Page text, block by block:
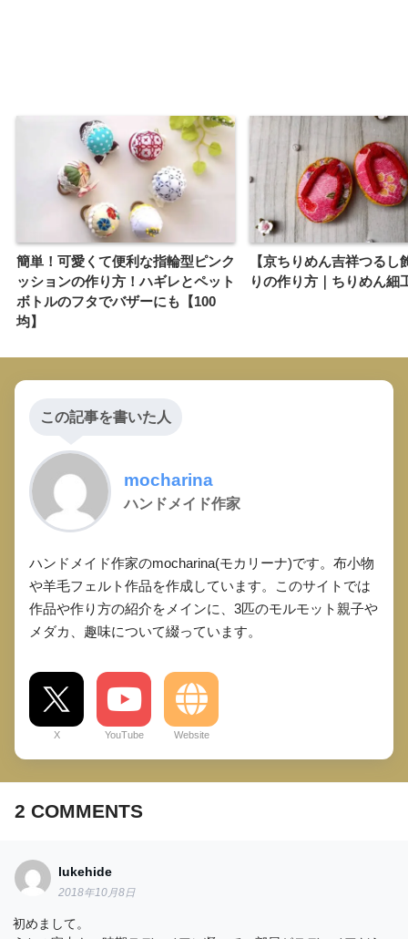
簡単！可愛くて便利な指輪型ピンク
ッションの作り方！ハギレとペット
ボトルのフタでバザーにも【100
均】
【京ちりめん吉祥つるし
りの作り方｜ちりめん
この記事を書いた人
mocharina
ハンドメイド作家
ハンドメイド作家のmocharina(モカリーナ)です。布小物
や羊毛フェルト作品を作成しています。このサイトでは
作品や作り方の紹介をメインに、3匹のモルモット親子や
メダカ、趣味について綴っています。
X YouTube Website
2 COMMENTS
lukehide
2018年10月8日
初めまして。